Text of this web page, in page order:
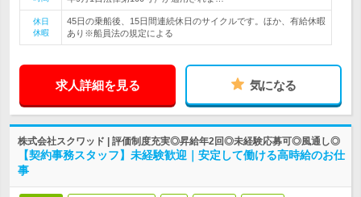
休日
休暇
45日の乗船後、15日間連続休日のサイクルです。ほか、有給休暇
あり※船員法の規定による
求人詳細を見る 気になる
株式会社スクワッド | 評価制度充実◎昇給年2回◎未経験応募可◎風通し◎
【契約事務スタッフ】未経験歓迎｜安定して働ける高時給のお仕
事